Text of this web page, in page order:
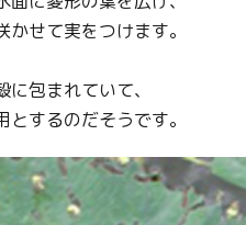
せて実をつけます。
包まれていて、
するのだそうです。